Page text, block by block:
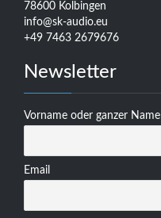
78600 Kolbingen
info@sk-audio.eu
+49 7463 2679676
Newsletter
Vorname oder ganzer Name
Email